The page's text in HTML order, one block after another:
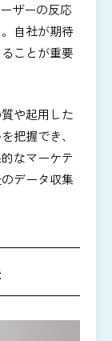
ザーの反応
自社が期待
ことが重要
や起用した
把握でき、
なマーケテ
データ収集